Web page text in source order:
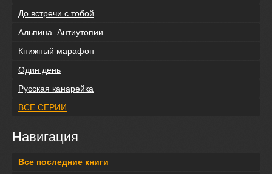
До встречи с тобой
Альпина. Антиутопии
Книжный марафон
Один день
Русская канарейка
ВСЕ СЕРИИ
Навигация
Все последние книги